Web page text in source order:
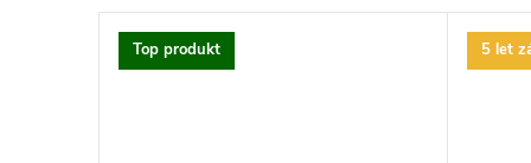
Top produkt 5 let